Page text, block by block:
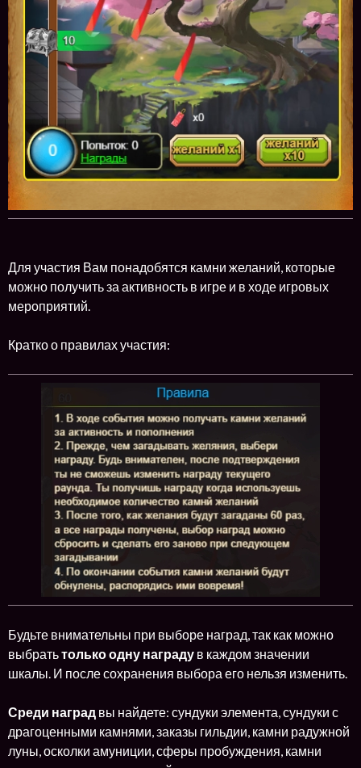
Для участия Вам понадобятся камни желаний, которые
можно получить за активность в игре и в ходе игровых
мероприятий.
Кратко о правилах участия:
Будьте внимательны при выборе наград, так как можно
выбратьтолько одну награду в каждом значении
шкалы. И после сохранения выбора его нельзя изменить.
Среди наград вы найдете: сундуки элемента, сундуки с
драгоценными камнями, заказы гильдии, камни радужной
луны, осколки амуниции, сферы пробуждения, камни